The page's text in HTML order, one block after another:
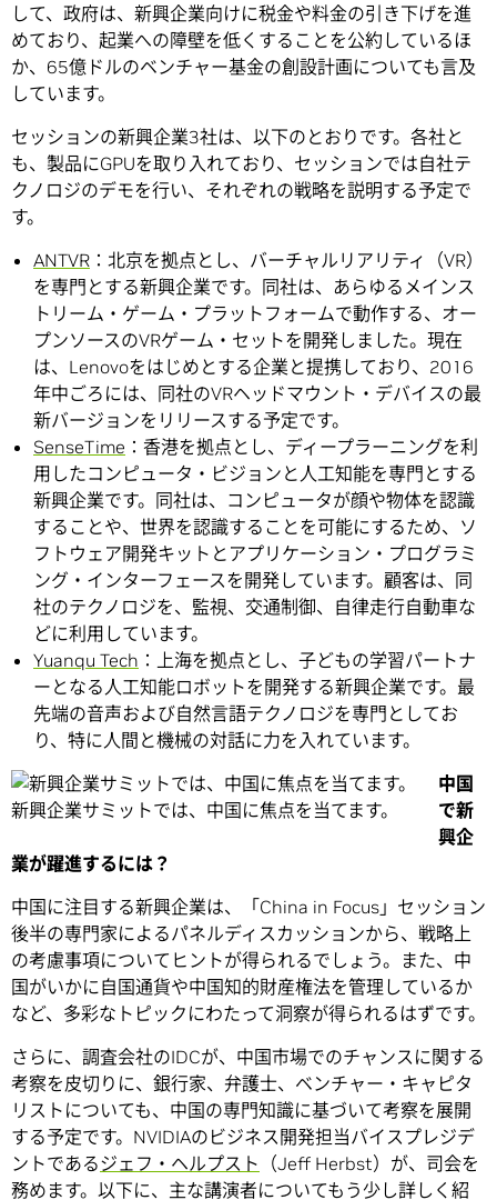
して、政府は、新興企業向けに税金や料金の引き下げを進
めており、起業への障壁を低くすることを公約しているほ
か、65億ドルのベンチャー基金の創設計画についても言及
しています。
セッションの新興企業3社は、以下のとおりです。各社と
も、製品にGPUを取り入れており、セッションでは自社テ
クノロジのデモを行い、それぞれの戦略を説明する予定で
す。
ANTVR ：北京を拠点とし、バーチャルリアリティ（VR）
を専門とする新興企業です。同社は、あらゆるメインス
トリーム・ゲーム・プラットフォームで動作する、オー
プンソースのVRゲーム・セットを開発しました。現在
は、Lenovoをはじめとする企業と提携しており、2016
年中ごろには、同社のVRヘッドマウント・デバイスの最
新バージョンをリリースする予定です。
SenseTime ：香港を拠点とし、ディープラーニングを利
用したコンピュータ・ビジョンと人工知能を専門とする
新興企業です。同社は、コンピュータが顔や物体を認識
することや、世界を認識することを可能にするため、ソ
フトウェア開発キットとアプリケーション・プログラミ
ング・インターフェースを開発しています。顧客は、同
社のテクノロジを、監視、交通制御、自律走行自動車な
どに利用しています。
Yuanqu Tech ：上海を拠点とし、子どもの学習パートナ
ーとなる人工知能ロボットを開発する新興企業です。最
先端の音声および自然言語テクノロジを専門としてお
り、特に人間と機械の対話に力を入れています。
新興企業サミットでは、中国に焦点を当てます。
中国
で新
興企
業が躍進するには？
中国に注目する新興企業は、「China in Focus」セッション
後半の専門家によるパネルディスカッションから、戦略上
の考慮事項についてヒントが得られるでしょう。また、中
国がいかに自国通貨や中国知的財産権法を管理しているか
など、多彩なトピックにわたって洞察が得られるはずです。
さらに、調査会社のIDCが、中国市場でのチャンスに関する
考察を皮切りに、銀行家、弁護士、ベンチャー・キャピタ
リストについても、中国の専門知識に基づいて考察を展開
する予定です。NVIDIAのビジネス開発担当バイスプレジデ
ントであるジェフ・ヘルプスト （Jeff Herbst）が、司会を
務めます。以下に、主な講演者についてもう少し詳しく紹